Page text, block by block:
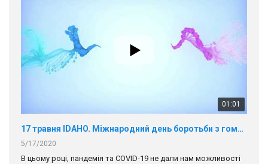
01:01
17 травня IDAHO. Міжнародний день боротьби з гомофобією трансфобією і біфобія.
5/17/2020
В цьому році, пандемія та COVІD-19 не дали нам можливості